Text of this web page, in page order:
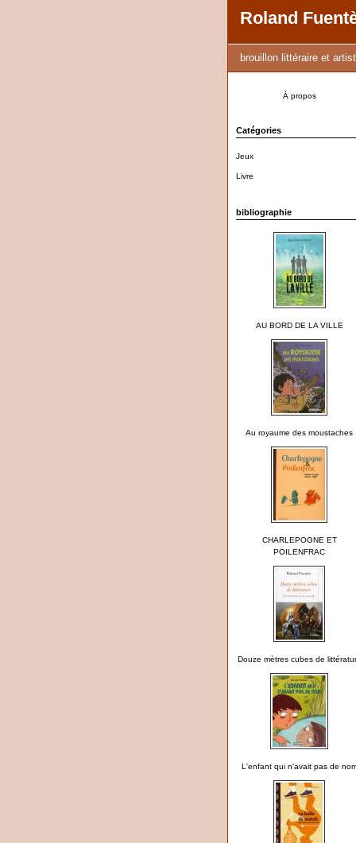
Roland
brouillon littéraire et
À propos
Catégories
Jeux
Livre
bibliographie
AU BORD DE LA VILLE
Au royaume des moustaches
CHARLEPOGNE ET
POILENFRAC
Douze mètres cubes de
L'enfant qui n'avait pas de